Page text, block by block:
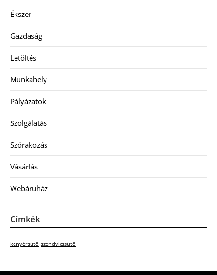
Ékszer
Gazdaság
Letöltés
Munkahely
Pályázatok
Szolgálatás
Szórakozás
Vásárlás
Webáruház
Címkék
kenyérsütő szendvicssütő